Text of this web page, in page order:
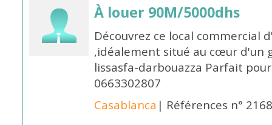
À louer 90M/5000dhs
Découvrez ce local commercial
,idéalement situé au cœur d'un
lissasfa-darbouazza Parfait
0663302807
Casablanca | Références n°